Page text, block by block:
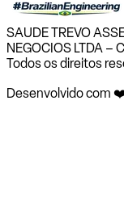
SAUDE TREVO
NEGOCIOS LTDA
Todos os direitos
Desenvolvido com